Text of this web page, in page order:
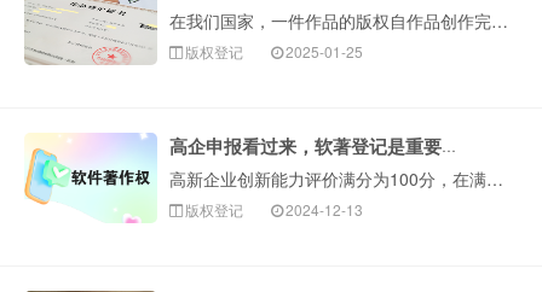
在我们国家，一件作品的版权自作品创作完成之日起便自动产生，很多人会问“那为什么还要进行版权登记呢？”登记版权是为了保护作者的版···
版权登记 2025-01-25
高企申报看过来，软著登记是重要加分项！
高新企业创新能力评价满分为100分，在满足认定基本条件的基础上，同时评分达到71分及以上才能通过认定。企业创新能力主要从知识产权、科技成果转化能力、研···
版权登记 2024-12-13